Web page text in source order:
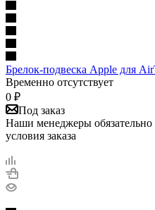
Брелок-подвеска Apple для
Временно отсутствует
0 ₽
Под заказ
Наши менеджеры обязательно
условия заказа